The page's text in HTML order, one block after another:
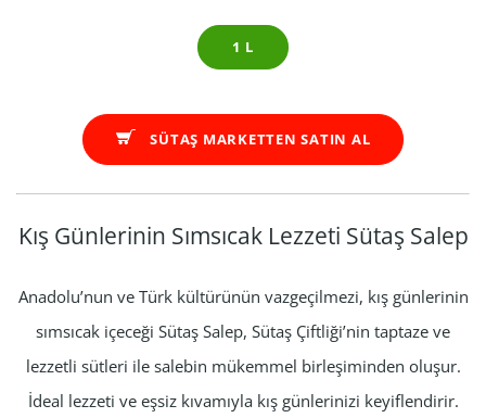
1 L
SÜTAŞ MARKETTEN SATIN AL
Kış Günlerinin Sımsıcak Lezzeti Sütaş Salep
Anadolu’nun ve Türk kültürünün vazgeçilmezi, kış günlerinin
sımsıcak içeceği Sütaş Salep, Sütaş Çiftliği’nin taptaze ve
lezzetli sütleri ile salebin mükemmel birleşiminden oluşur.
İdeal lezzeti ve eşsiz kıvamıyla kış günlerinizi keyiflendirir.